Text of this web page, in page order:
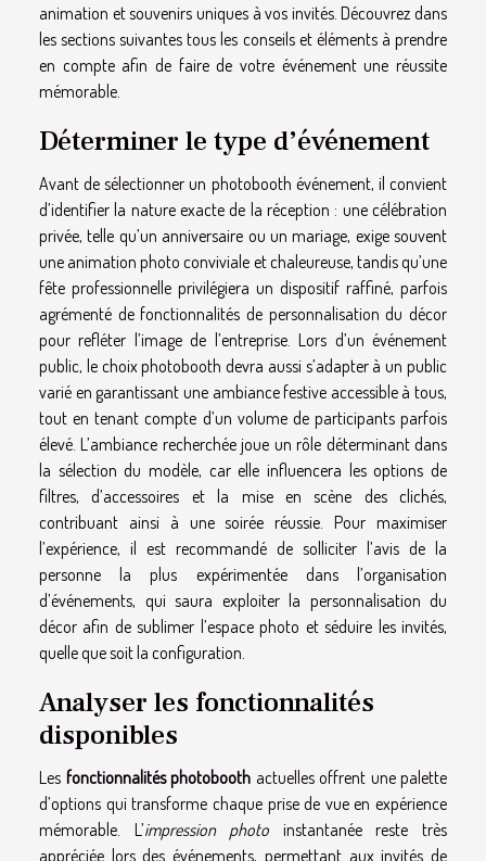
animation et souvenirs uniques à vos invités. Découvrez dans
les sections suivantes tous les conseils et éléments à prendre
en compte afin de faire de votre événement une réussite
mémorable.
Déterminer le type d’événement
Avant de sélectionner un photobooth événement, il convient
d’identifier la nature exacte de la réception : une célébration
privée, telle qu’un anniversaire ou un mariage, exige souvent
une animation photo conviviale et chaleureuse, tandis qu’une
fête professionnelle privilégiera un dispositif raffiné, parfois
agrémenté de fonctionnalités de personnalisation du décor
pour refléter l’image de l’entreprise. Lors d’un événement
public, le choix photobooth devra aussi s’adapter à un public
varié en garantissant une ambiance festive accessible à tous,
tout en tenant compte d’un volume de participants parfois
élevé. L’ambiance recherchée joue un rôle déterminant dans
la sélection du modèle, car elle influencera les options de
filtres, d’accessoires et la mise en scène des clichés,
contribuant ainsi à une soirée réussie. Pour maximiser
l’expérience, il est recommandé de solliciter l’avis de la
personne la plus expérimentée dans l’organisation
d’événements, qui saura exploiter la personnalisation du
décor afin de sublimer l’espace photo et séduire les invités,
quelle que soit la configuration.
Analyser les fonctionnalités
disponibles
Les fonctionnalités photobooth actuelles offrent une palette
d’options qui transforme chaque prise de vue en expérience
mémorable. L’impression photo instantanée reste très
appréciée lors des événements, permettant aux invités de